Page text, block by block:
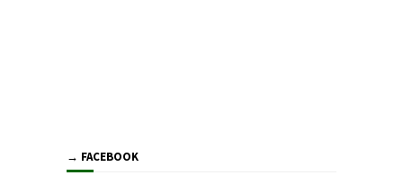
→ FACEBOOK